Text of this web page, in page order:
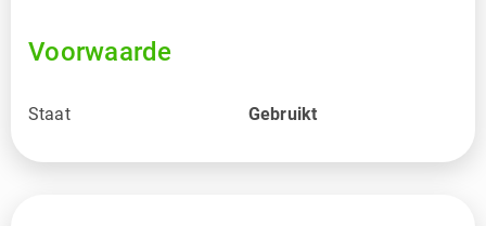
Voorwaarde
Staat Gebruikt